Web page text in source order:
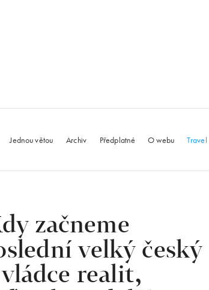
Jednou větou Archiv Předplatné O webu Travel
začneme
velký český
realit,